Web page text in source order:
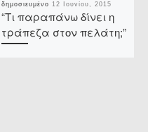
δημοσιευμένο12 Ιουνίου, 2015
“Τι παραπάνω δίνει η
τράπεζα στον πελάτη;”